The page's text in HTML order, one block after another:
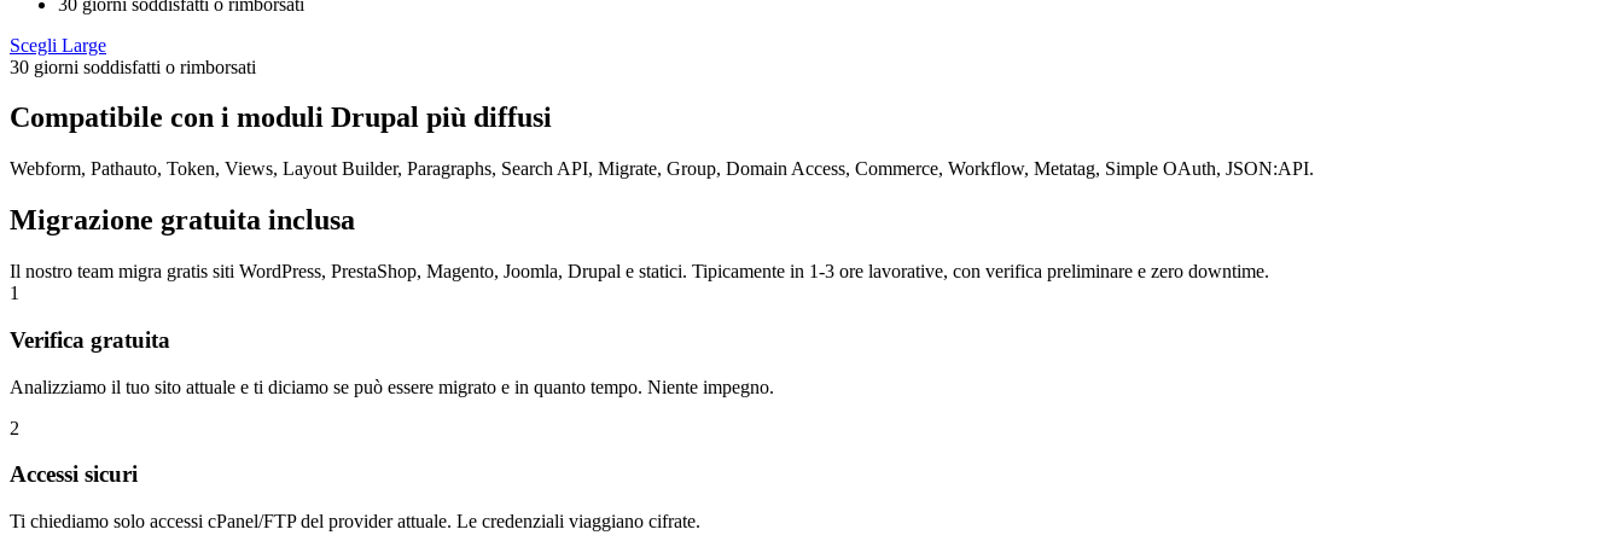
Scegli Large
30 giorni soddisfatti o rimborsati
Compatibile con i moduli Drupal più diffusi
Webform, Pathauto, Token, Views, Layout Builder, Paragraphs, Search API, Migrate, Group, Domain Access, Commerce, Workflow, Metatag, Simple OAuth, JSON:API.
Migrazione gratuita inclusa
Il nostro team migra gratis siti WordPress, PrestaShop, Magento, Joomla, Drupal e statici. Tipicamente in 1-3 ore lavorative, con verifica preliminare e zero downtime.
1
Verifica gratuita
Analizziamo il tuo sito attuale e ti diciamo se può essere migrato e in quanto tempo. Niente impegno.
2
Accessi sicuri
Ti chiediamo solo accessi cPanel/FTP del provider attuale. Le credenziali viaggiano cifrate.